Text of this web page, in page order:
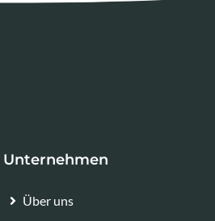
Unternehmen
Über uns